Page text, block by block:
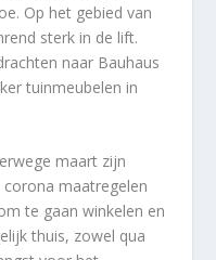
Op het gebied van
sterk in de lift.
naar Bauhaus
tuinmeubelen in
maart zijn
maatregelen
te gaan winkelen en
thuis, zowel qua